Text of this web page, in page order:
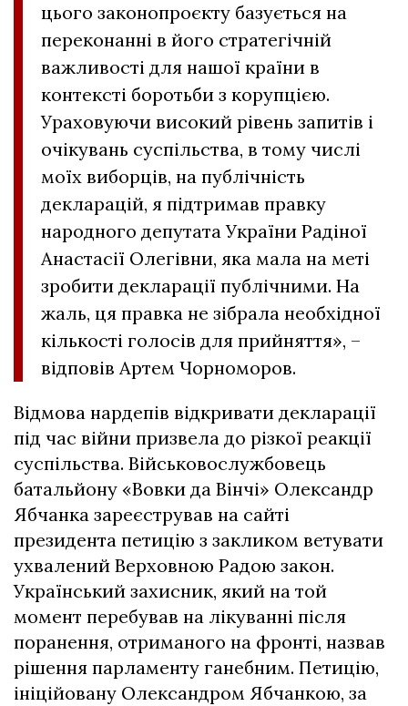
цього законопроєкту базується на
переконанні в його стратегічній
важливості для нашої країни в
контексті боротьби з корупцією.
Ураховуючи високий рівень запитів і
очікувань суспільства, в тому числі
моїх виборців, на публічність
декларацій, я підтримав правку
народного депутата України Радіної
Анастасії Олегівни, яка мала на меті
зробити декларації публічними. На
жаль, ця правка не зібрала необхідної
кількості голосів для прийняття», –
відповів Артем Чорноморов.
Відмова нардепів відкривати декларації
під час війни призвела до різкої реакції
суспільства. Військовослужбовець
батальйону «Вовки да Вінчі» Олександр
Ябчанка зареєстрував на сайті
президента петицію з закликом ветувати
ухвалений Верховною Радою закон.
Український захисник, який на той
момент перебував на лікуванні після
поранення, отриманого на фронті, назвав
рішення парламенту ганебним. Петицію,
ініційовану Олександром Ябчанкою, за